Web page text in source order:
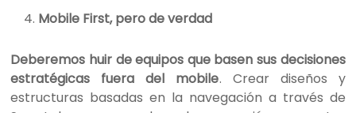
Mobile First, pero de verdad
Deberemos huir de equipos que basen sus decisiones
estratégicas fuera del mobile. Crear diseños y
estructuras basadas en la navegación a través de